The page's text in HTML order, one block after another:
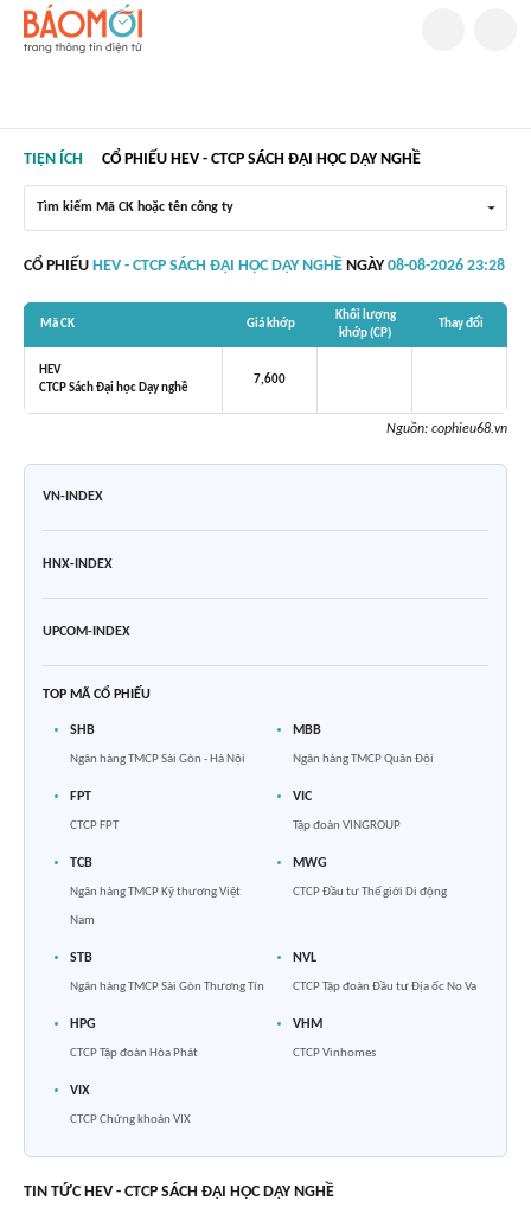
TIỆN ÍCH CỔ PHIẾU HEV - CTCP SÁCH ĐẠI HỌC DẠY NGHỀ
Tìm kiếm Mã CK hoặc tên công ty
CỔ PHIẾU HEV - CTCP SÁCH ĐẠI HỌC DẠY NGHỀ NGÀY 08-08-2026 23:28
Mã CK Giá khớp
Khối lượng
khớp (CP)
Thay đổi
HEV
CTCP Sách Đại học Dạy nghề
7,600
Nguồn: cophieu68.vn
VN-INDEX
HNX-INDEX
UPCOM-INDEX
TOP MÃ CỔ PHIẾU
SHB
Ngân hàng TMCP Sài Gòn - Hà Nội
MBB
Ngân hàng TMCP Quân Đội
FPT
CTCP FPT
VIC
Tập đoàn VINGROUP
TCB
Ngân hàng TMCP Kỹ thương Việt
Nam
MWG
CTCP Đầu tư Thế giới Di động
STB
Ngân hàng TMCP Sài Gòn Thương Tín
NVL
CTCP Tập đoàn Đầu tư Địa ốc No Va
HPG
CTCP Tập đoàn Hòa Phát
VHM
CTCP Vinhomes
VIX
CTCP Chứng khoán VIX
TIN TỨC HEV - CTCP SÁCH ĐẠI HỌC DẠY NGHỀ